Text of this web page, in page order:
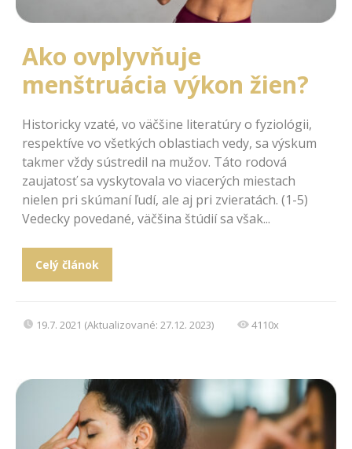
Ako ovplyvňuje
menštruácia výkon žien?
Historicky vzaté, vo väčšine literatúry o fyziológii,
respektíve vo všetkých oblastiach vedy, sa výskum
takmer vždy sústredil na mužov. Táto rodová
zaujatosť sa vyskytovala vo viacerých miestach
nielen pri skúmaní ľudí, ale aj pri zvieratách. (1-5)
Vedecky povedané, väčšina štúdií sa však...
Celý článok
19.7. 2021 (Aktualizované: 27.12. 2023) 4110x